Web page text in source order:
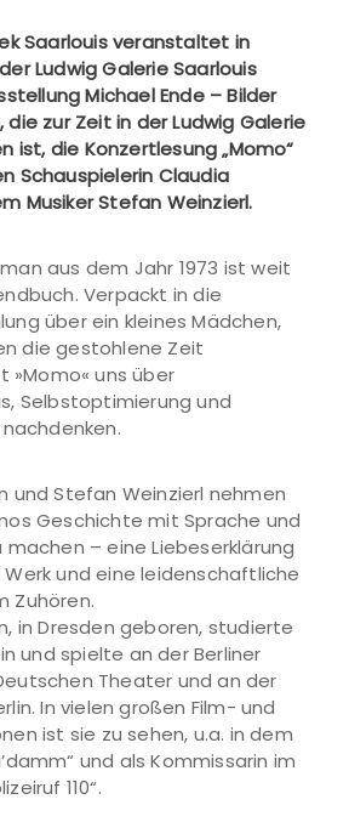
Saarlouis veranstaltet in
Ludwig Galerie Saarlouis
Michael Ende – Bilder
zur Zeit in der Ludwig Galerie
ist, die Konzertlesung „Momo“
Schauspielerin Claudia
Musiker Stefan Weinzierl.
aus dem Jahr 1973 ist weit
Verpackt in die
über ein kleines Mädchen,
die gestohlene Zeit
»Momo« uns über
Selbstoptimierung und
und Stefan Weinzierl nehmen
Geschichte mit Sprache und
machen – eine Liebeserklärung
Werk und eine leidenschaftliche
Zuhören.
in Dresden geboren, studierte
und spielte an der Berliner
Theater und an der
In vielen großen Film- und
ist sie zu sehen, u.a. in dem
und als Kommissarin im
110“.